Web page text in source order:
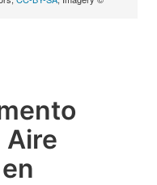
Aire